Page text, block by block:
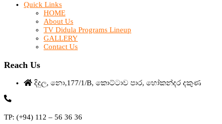
Quick Links
HOME
About Us
TV Didula Programs Lineup
GALLERY
Contact Us
Reach Us
දිදුල, නො,177/1/B, කොට්ටාව පාර, හෝකන්දර දකුණ
TP: (+94) 112 – 56 36 36